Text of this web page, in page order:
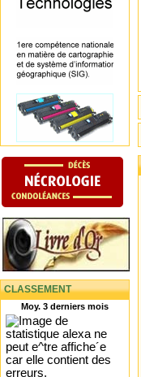
CLASSEMENT
Moy. 3 derniers mois